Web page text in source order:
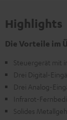
Highlights
Die Vorteile im
Steuergerät mit
Drei Digital-
Drei Analog-
Infrarot-
Solides